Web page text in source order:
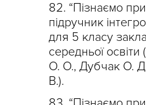
“Пізнаємо
підручник
для 5 класу
середньої
О. О., Дубчак О.
В.).